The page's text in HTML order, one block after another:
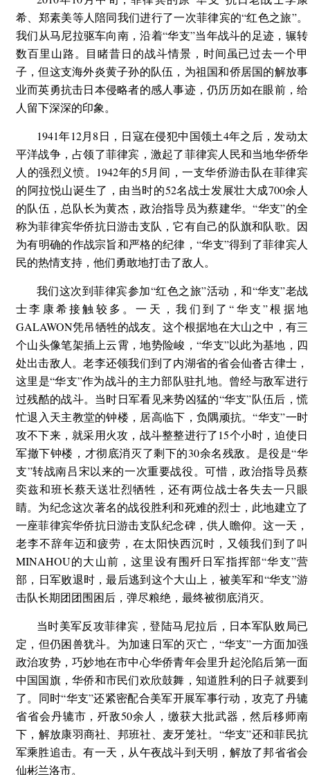
希、郑素美等人陪同我们进行了一次菲律宾的“红色之旅”。
我们从马尼拉驱车向南，沿着“华支”当年战斗的足迹，辗转
数百里山路。目睹昔日的战斗情景，时间虽已过去一个甲
子，但这支海外炎黄子孙的队伍，为祖国和侨居国的解放事
业而英勇抗击日本侵略者的感人事迹，仍历历如在眼前，给
人留下深深的印象。
1941年12月8日，日寇在侵犯中国领土4年之后，发动太
平洋战争，占领了菲律宾，激起了菲律宾人民和当地华侨华
人的强烈义愤。1942年的5月间，一支华侨游击队在菲律宾
的阿拉悦山诞生了，由当时的52名战士发展壮大成700余人
的队伍，总队长为黄杰，政治指导员为蔡建华。“华支”的全
称为菲律宾华侨抗日游击支队，它有自己的队旗和队歌。因
为有明确的作战宗旨和严格的纪律，“华支”得到了菲律宾人
民的热情支持，他们勇敢地打击了敌人。
我们这次到菲律宾参加“红色之旅”活动，和“华支”老战
士李康希接触较多。一天，我们到了“华支”根据地
GALAWON凭吊牺牲的战友。这个根据地在大山之中，有三
个山头像笔架插上云霄，地势险峻，“华支”以此为基地，四
处出击敌人。老李还领我们到了内湖省的省会仙沓古律士，
这里是“华支”作为战斗的主力部队驻扎地。曾经与敌军进行
过残酷的战斗。当时日军看见来势凶猛的“华支”队伍后，慌
忙退入天主教堂的钟楼，居高临下，负隅顽抗。“华支”一时
攻不下来，就采用火攻，战斗整整进行了15个小时，迫使日
军撤下钟楼，才彻底消灭了剩下的30余名残敌。是役是“华
支”转战南吕宋以来的一次重要战役。可惜，政治指导员蔡
奕兹和班长蔡天送壮烈牺牲，还有两位战士各失去一只眼
睛。为纪念这次著名的战役胜利和死难的烈士，此地建立了
一座菲律宾华侨抗日游击支队纪念碑，供人瞻仰。这一天，
老李不辞年迈和疲劳，在太阳快西沉时，又领我们到了叫
MINAHOU的大山前，这里设有围歼日军指挥部“华支”营
部，日军败退时，最后逃到这个大山上，被美军和“华支”游
击队长期团团围困后，弹尽粮绝，最终被彻底消灭。
当时美军反攻菲律宾，登陆马尼拉后，日本军队败局已
定，但仍困兽犹斗。为加速日军的灭亡，“华支”一方面加强
政治攻势，巧妙地在市中心华侨青年会里升起沦陷后第一面
中国国旗，华侨和市民们欢欣鼓舞，知道胜利的日子就要到
了。同时“华支”还紧密配合美军开展军事行动，攻克了丹辘
省省会丹辘市，歼敌50余人，缴获大批武器，然后移师南
下，解放康羽商社、邦班社、麦牙笼社。“华支”还和菲民抗
军乘胜追击。有一天，从午夜战斗到天明，解放了邦省省会
仙彬兰洛市。